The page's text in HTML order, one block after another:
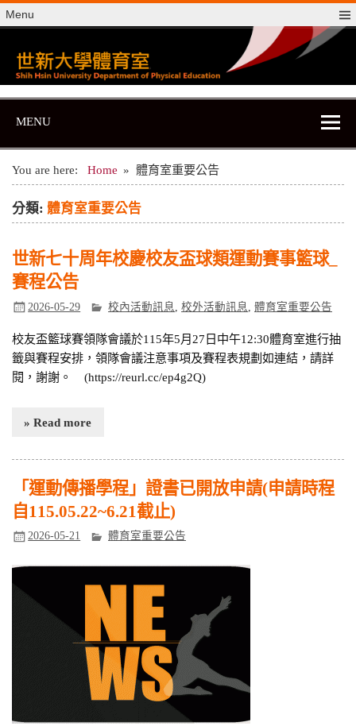
Skip
to
content
Menu
世新大學體育室
世新大學體育室
MENU
You are here: Home 體育室重要公告
分類:體育室重要公告
世新七十周年校慶校友盃球類運動賽事籃球_
賽程公告
2026-05-29 校內活動訊息 ,校外活動訊息 ,體育室重要公告
校友盃籃球賽領隊會議於115年5月27日中午12:30體育室進行抽
籤與賽程安排，領隊會議注意事項及賽程表規劃如連結，請詳
閱，謝謝。 (https://reurl.cc/ep4g2Q)
» Read more
「運動傳播學程」證書已開放申請(申請時程
自115.05.22~6.21截止)
2026-05-21 體育室重要公告